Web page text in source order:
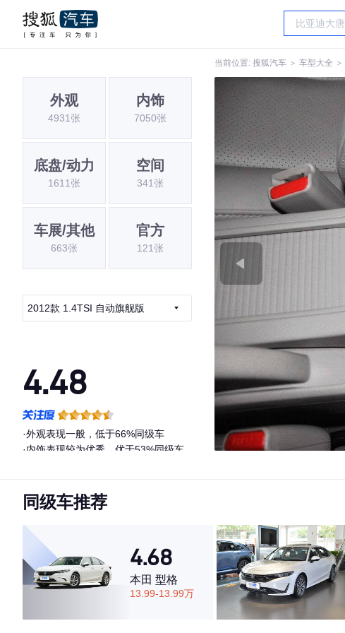
当前位置: 搜狐汽车 ＞ 车型大全 ＞
外观
4931张
内饰
7050张
底盘/动力
1611张
空间
341张
车展/其他
663张
官方
121张
2012款 1.4TSI 自动旗舰版
4.48
·外观表现一般，低于66%同级车
·内饰表现较为优秀，优于53%同级车
同级车推荐
4.68
本田 型格
13.99-13.99万